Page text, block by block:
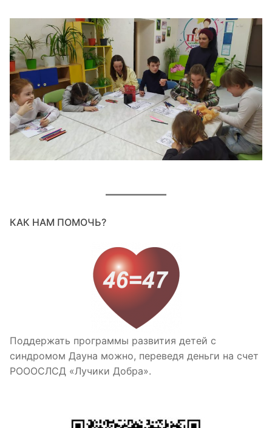
КАК НАМ ПОМОЧЬ?
Поддержать программы развития детей с
синдромом Дауна можно, переведя деньги на счет
РОООСЛСД «Лучики Добра».